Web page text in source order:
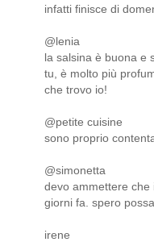
infatti finisce di
@lenia
la salsina è buona e
tu, è molto più
che trovo io!
@petite cuisine
sono proprio
@simonetta
devo ammettere
giorni fa. spero
irene